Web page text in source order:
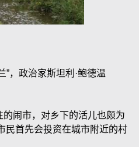
，政治家斯坦利·鲍德温
闹市，对乡下的活儿也颇为
民首先会投资在城市附近的村